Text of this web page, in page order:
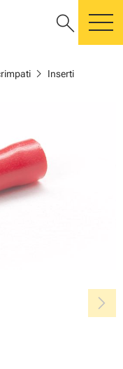
search
chevron_right Inserti
chevron_right